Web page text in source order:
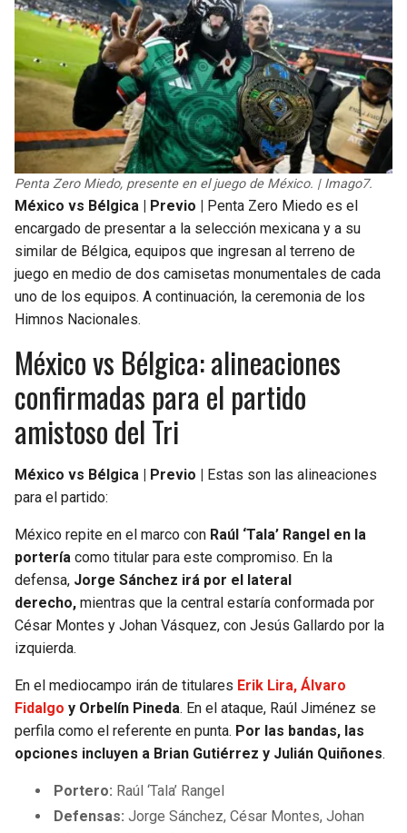
Penta Zero Miedo, presente en el juego de México. | Imago7.
México vs Bélgica | Previo | Penta Zero Miedo es el
encargado de presentar a la selección mexicana y a su
similar de Bélgica, equipos que ingresan al terreno de
juego en medio de dos camisetas monumentales de cada
uno de los equipos. A continuación, la ceremonia de los
Himnos Nacionales.
México vs Bélgica: alineaciones
confirmadas para el partido
amistoso del Tri
México vs Bélgica | Previo | Estas son las alineaciones
para el partido:
México repite en el marco con Raúl ‘Tala’ Rangel en la
portería como titular para este compromiso. En la
defensa, Jorge Sánchez irá por el lateral
derecho, mientras que la central estaría conformada por
César Montes y Johan Vásquez, con Jesús Gallardo por la
izquierda.
En el mediocampo irán de titulares Erik Lira, Álvaro
Fidalgo y Orbelín Pineda. En el ataque, Raúl Jiménez se
perfila como el referente en punta. Por las bandas, las
opciones incluyen a Brian Gutiérrez y Julián Quiñones.
Portero: Raúl ‘Tala’ Rangel
Defensas: Jorge Sánchez, César Montes, Johan